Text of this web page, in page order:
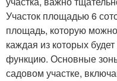
Участок площадью 6
площадь, которую можно
каждая из которых
функцию. Основные
садовом участке,